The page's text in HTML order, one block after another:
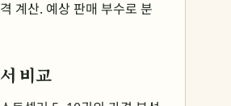
계산. 예상 판매 부수로 분
비교